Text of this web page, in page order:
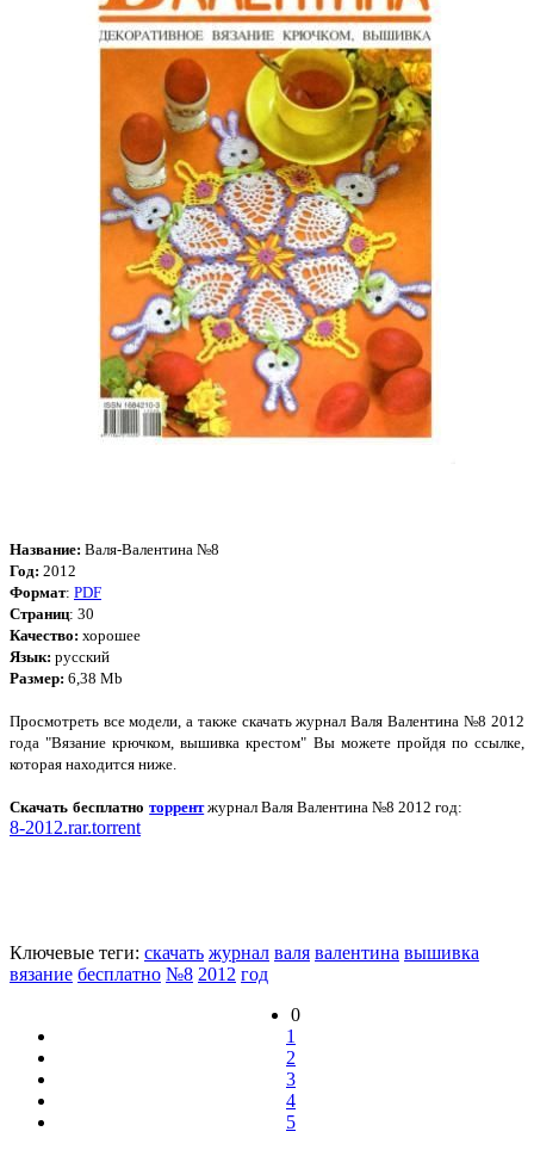
Название: Валя-Валентина №8
Год: 2012
Формат: PDF
Страниц: 30
Качество: хорошее
Язык: русский
Размер: 6,38 Mb
Просмотреть все модели, а также скачать журнал Валя Валентина №8 2012
года "Вязание крючком, вышивка крестом" Вы можете пройдя по ссылке,
которая находится ниже.
Скачать бесплатноторрентжурнал Валя Валентина №8 2012 год:
8-2012.rar.torrent
Ключевые теги: скачать журнал валя валентина вышивка
вязание бесплатно №8 2012 год
0
1
2
3
4
5